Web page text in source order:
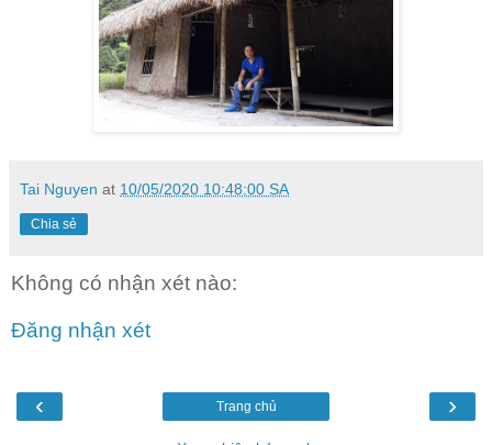
Tai Nguyen at 10/05/2020 10:48:00 SA
Chia sẻ
Không có nhận xét nào:
Đăng nhận xét
‹ ›
Trang chủ